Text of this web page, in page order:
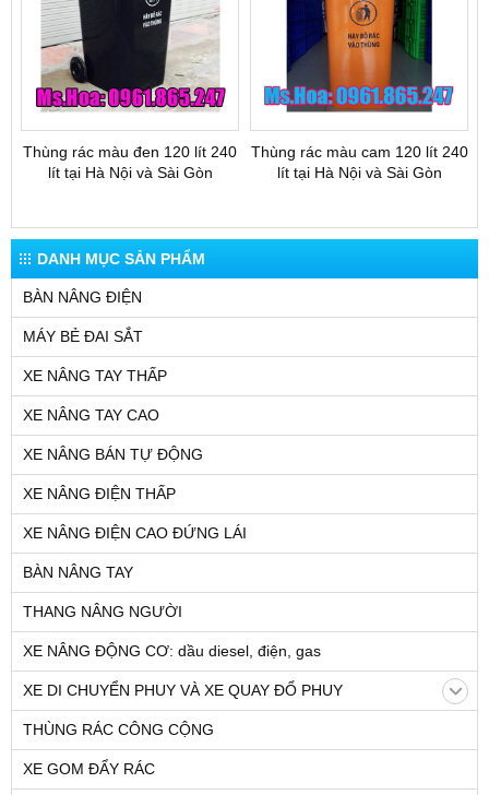
DANH MỤC SẢN PHẨM
BÀN NÂNG ĐIỆN
MÁY BẺ ĐAI SẮT
XE NÂNG TAY THẤP
XE NÂNG TAY CAO
XE NÂNG BÁN TỰ ĐỘNG
XE NÂNG ĐIỆN THẤP
XE NÂNG ĐIỆN CAO ĐỨNG LÁI
BÀN NÂNG TAY
THANG NÂNG NGƯỜI
XE NÂNG ĐỘNG CƠ: dầu diesel, điện, gas
XE DI CHUYỂN PHUY VÀ XE QUAY ĐỔ PHUY
THÙNG RÁC CÔNG CỘNG
XE GOM ĐẨY RÁC
Thùng rác màu đen 120 lít 240
lít tại Hà Nội và Sài Gòn
Thùng rác màu cam 120 lít 240
lít tại Hà Nội và Sài Gòn